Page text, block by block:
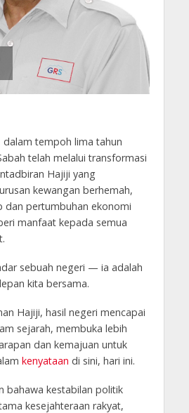
tempoh lima tahun
telah melalui transformasi
Hajiji yang
kewangan berhemah,
dan pertumbuhan ekonomi
manfaat kepada semua
sebuah negeri — ia adalah
kita bersama.
Hajiji, hasil negeri mencapai
sejarah, membuka lebih
dan kemajuan untuk
kenyataan di sini, hari ini.
bahawa kestabilan politik
kesejahteraan rakyat,